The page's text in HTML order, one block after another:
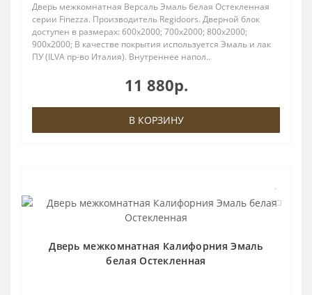
Дверь межкомнатная Версаль Эмаль белая Остекленная
серии Finezza. Производитель Regidoors. Дверной блок
доступен в размерах: 600x2000; 700x2000; 800x2000;
900x2000; В качестве покрытия используется Эмаль и лак
ПУ (ILVA пр-во Италия). Внутреннее напол..
11 880р.
В КОРЗИНУ
Дверь межкомнатная Калифорния Эмаль
белая Остекленная